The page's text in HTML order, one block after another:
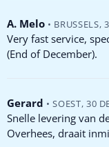
A. Melo • BRUSSELS,
Very fast service,
(End of December).
Gerard • SOEST, 30
Snelle levering van
Overhees, draait